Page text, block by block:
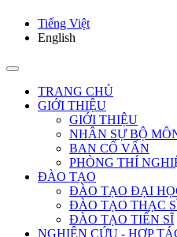
Tiếng Việt
English
TRANG CHỦ
GIỚI THIỆU
GIỚI THIỆU
NHÂN SỰ BỘ
BAN CỐ VẤN
PHÒNG THÍ
ĐÀO TẠO
ĐÀO TẠO ĐẠI
ĐÀO TẠO THẠC
ĐÀO TẠO TIẾN SĨ
NGHIÊN CỨU - HỢP